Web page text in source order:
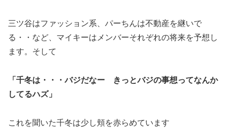
三ツ谷はファッション系、パーちんは不動産を継いで
る・・など、マイキーはメンバーそれぞれの将来を予想し
ます。そして
「千冬は・・・バジだなー きっとバジの事想ってなんか
してるハズ」
これを聞いた千冬は少し頬を赤らめています